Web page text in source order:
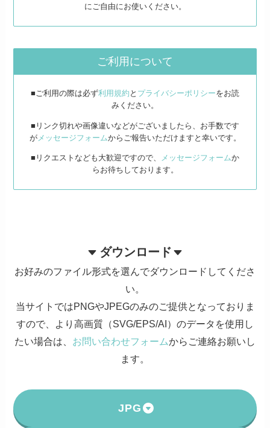
にご自由にお使いください。
ご利用について
■ご利用の際は必ず利用規約 と プライバシーポリシーをお読
みください。
■リンク切れや画像違いなどがございましたら、お手数です
がメッセージフォームからご報告いただけますと幸いです。
■リクエストなども大歓迎ですので、 メッセージフォームか
らお待ちしております。
ダウンロード
お好みのファイル形式を選んでダウンロードしてくださ
い。
当サイトではPNGやJPEGのみのご提供となっておりま
すので、より高画質（SVG/EPS/AI）のデータを使用し
たい場合は、 お問い合わせフォームからご連絡お願いし
ます。
JPG